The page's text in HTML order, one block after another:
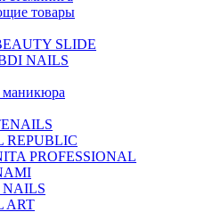
товары
SLIDE
NAILS
REPUBLIC
PROFESSIONAL
NAILS
ART